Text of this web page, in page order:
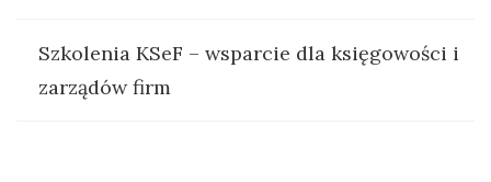
Szkolenia KSeF – wsparcie dla księgowości i
zarządów firm